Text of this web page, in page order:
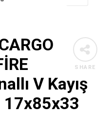
SHARE
V Kayış
17x85x33